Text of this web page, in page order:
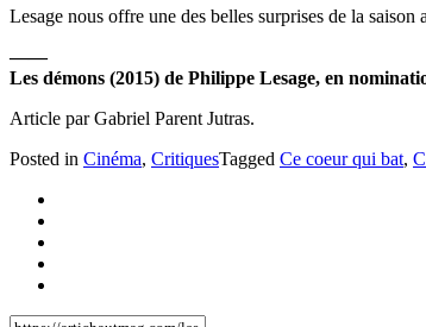
Lesage nous offre une des belles surprises de la
——
Les démons (2015) de Philippe Lesage, en
Article par Gabriel Parent Jutras.
Posted in Cinéma, CritiquesTagged Ce coeur qui bat,